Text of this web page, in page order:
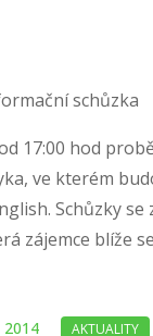
schůzka
17:00 hod
ve kterém
Schůzky
zájemce blíže
2014